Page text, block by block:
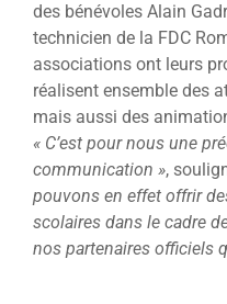
des bénévoles Alain
technicien de la FDC
associations ont leurs
réalisent ensemble des
mais aussi des
« C’est pour nous une
communication »,
pouvons en effet offrir
scolaires dans le cadre
nos partenaires officiels